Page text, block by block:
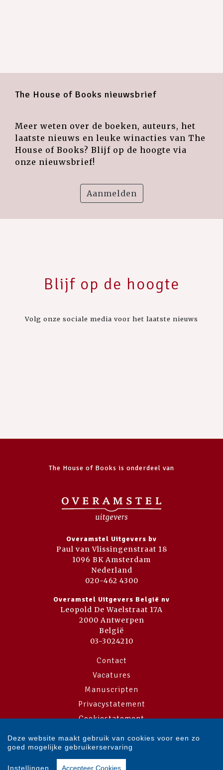
The House of Books nieuwsbrief
Meer weten over de boeken, auteurs, het
laatste nieuws en leuke winacties van The
House of Books? Blijf op de hoogte via
onze nieuwsbrief!
Aanmelden
Blijf op de hoogte
Volg onze sociale media voor het laatste nieuws
The House of Books is onderdeel van
Overamstel Uitgevers bv
Paul van Vlissingenstraat 18
1096 BK Amsterdam
Nederland
020-462 4300
Overamstel Uitgevers België nv
Leopold De Waelstraat 17A
2000 Antwerpen
België
03-3024210
Contact
Vacatures
Manuscripten
Privacystatement
Cookiestatement
Cookie-instellingen
Copyright © 2007-2026 Overamstel Uitgevers - Alle rechten voorbehouden
Deze website maakt gebruik van cookies voor een zo
goed mogelijke gebruikerservaring
Instellingen Accepteer Cookies